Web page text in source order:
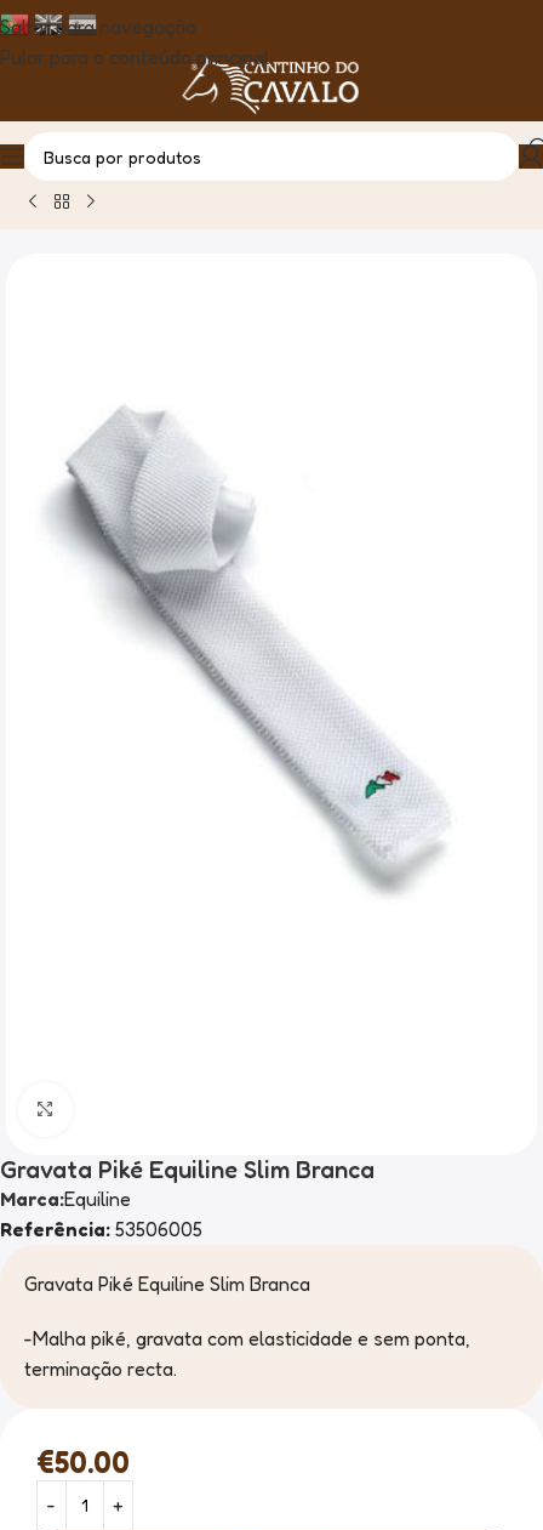
Saltar para navegação
Pular para o conteúdo principal
Casa Produto Gravata Piké Equiline Slim Branca
Gravata Piké Equiline Slim Branca
Marca:Equiline
Referência: 53506005
Gravata Piké Equiline Slim Branca
-Malha piké, gravata com elasticidade e sem ponta,
terminação recta.
€50.00